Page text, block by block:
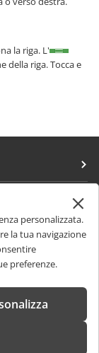
la riga. L'
della riga. Tocca e
personalizzata.
la tua navigazione
preferenze.